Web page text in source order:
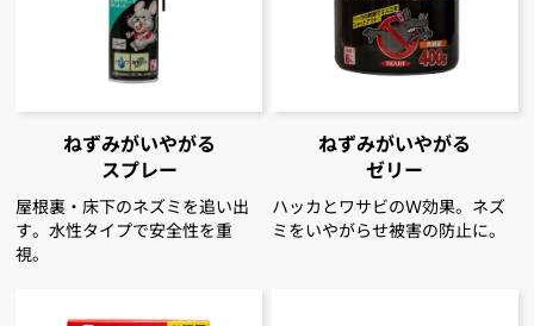
ねずみがいやがる
スプレー
屋根裏・床下のネズミを追い出
す。水性タイプで安全性を重
視。
ねずみがいやがる
ゼリー
ハッカとワサビのＷ効果。ネズ
ミをいやがらせ被害の防止に。